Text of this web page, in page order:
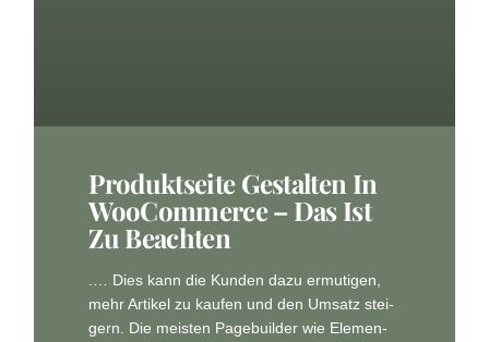
Pro­dukt­sei­te Gestal­ten In
Woo­Com­mer­ce – Das Ist
Zu Beachten
.… Dies kann die Kun­den dazu ermu­ti­gen,
mehr Arti­kel zu kau­fen und den Umsatz stei­
gern. Die mei­sten Page­buil­der wie Ele­men­